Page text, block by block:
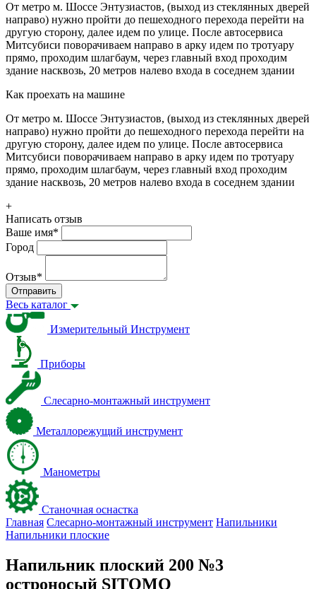
От метро м. Шоссе Энтузиастов, (выход из стеклянных дверей
направо) нужно пройти до пешеходного перехода перейти на
другую сторону, далее идем по улице. После автосервиса
Митсубиси поворачиваем направо в арку идем по тротуару
прямо, проходим шлагбаум, через главный вход проходим
здание насквозь, 20 метров налево входа в соседнем здании
Как проехать на машине
От метро м. Шоссе Энтузиастов, (выход из стеклянных дверей
направо) нужно пройти до пешеходного перехода перейти на
другую сторону, далее идем по улице. После автосервиса
Митсубиси поворачиваем направо в арку идем по тротуару
прямо, проходим шлагбаум, через главный вход проходим
здание насквозь, 20 метров налево входа в соседнем здании
+
Написать отзыв
Ваше имя*
Город
Отзыв*
Отправить
Весь каталог
Измерительный Инструмент
Приборы
Слесарно-монтажный инструмент
Металлорежущий инструмент
Манометры
Станочная оснастка
Главная Слесарно-монтажный инструмент Напильники
Напильники плоские
Напильник плоский 200 №3
остроносый SITOMO